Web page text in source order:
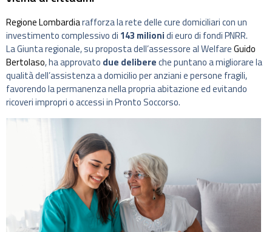
Regione Lombardiarafforza la rete delle cure domiciliari con un
investimento complessivo di 143 milionidi euro di fondi PNRR.
La Giunta regionale, su proposta dell’assessore al WelfareGuido
Bertolaso, ha approvato due delibereche puntano a migliorare la
qualità dell’assistenza a domicilio per anziani e persone fragili,
favorendo la permanenza nella propria abitazione ed evitando
ricoveri impropri o accessi in Pronto Soccorso.